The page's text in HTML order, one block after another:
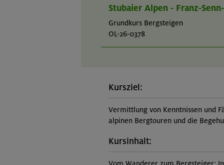
Stubaier Alpen - Franz-
Grundkurs Bergsteigen
OL-26-0378
Kursziel:
Vermittlung von Kenntnissen und
alpinen Bergtouren und die
Kursinhalt: